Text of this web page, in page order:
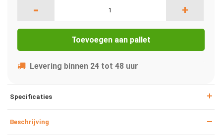
- +
Toevoegen aan pallet
Levering binnen 24 tot 48 uur
Specificaties
Beschrijving